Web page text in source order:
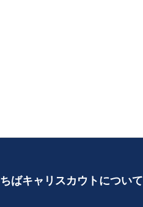
ちばキャリスカウトについて